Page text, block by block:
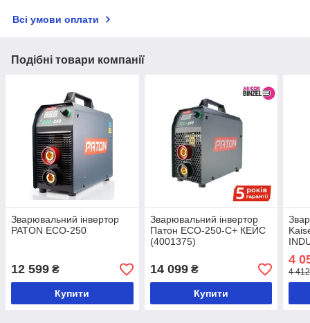
Всі умови оплати
Подібні товари компанії
Зварювальний інвертор
PATON ECO-250
12 599 ₴
Купити
Зварювальний інвертор
Патон ECO-250-C+ КЕЙС
(4001375)
14 099₴
Купити
4
4